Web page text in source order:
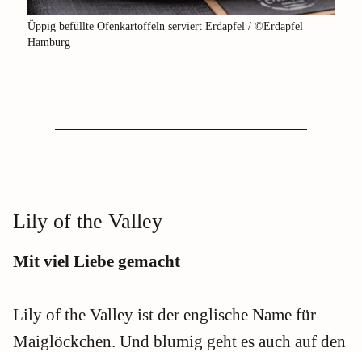
Üppig befüllte Ofenkartoffeln serviert Erdapfel / ©Erdapfel
Hamburg
Lily of the Valley
Mit viel Liebe gemacht
Lily of the Valley ist der englische Name für
Maiglöckchen. Und blumig geht es auch auf den